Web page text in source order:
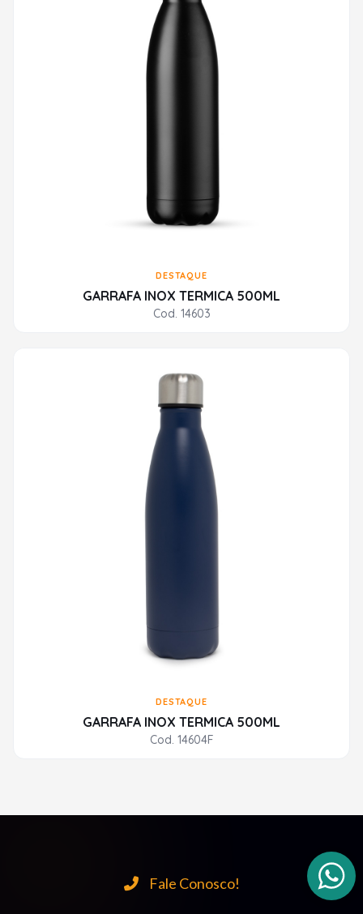
DESTAQUE
GARRAFA INOX TERMICA 500ML
Cod. 14603
DESTAQUE
GARRAFA INOX TERMICA 500ML
Cod. 14604F
Fale Conosco!